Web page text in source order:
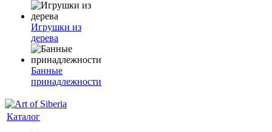
Игрушки из
дерева
Банные
принадлежности
Каталог